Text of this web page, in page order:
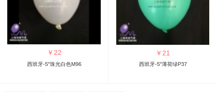
￥22
西班牙-5"珠光白色M96
￥ 21
西班牙-5"薄荷绿P37